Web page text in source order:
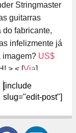
Stringmaster
guitarras
do fabricante,
infelizmente já
imagem? US$
>.< [Via]
[include
slug="edit-post"]